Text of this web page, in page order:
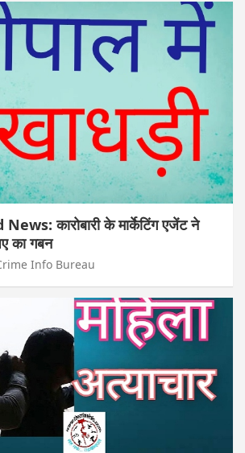
कारोबारी के मार्केटिंग एजेंट ने
का गबन
Info Bureau